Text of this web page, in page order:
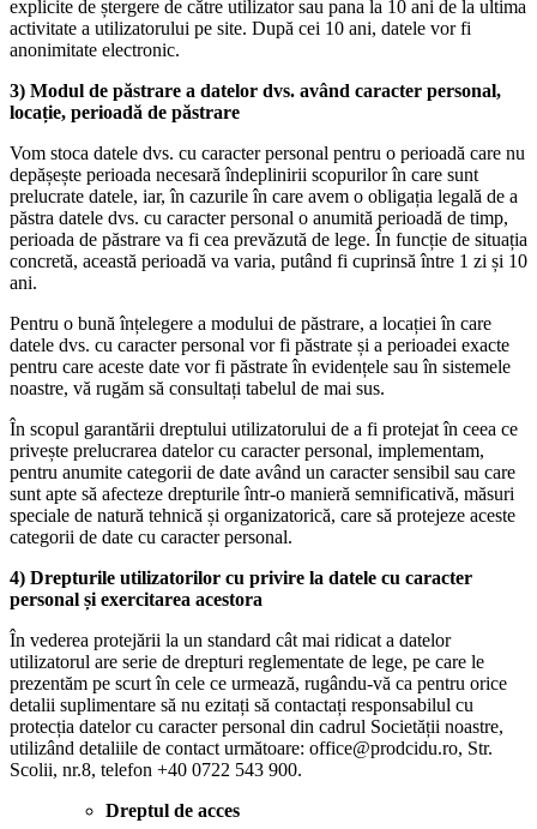
explicite de ștergere de către utilizator sau pana la 10 ani de la ultima
activitate a utilizatorului pe site. După cei 10 ani, datele vor fi
anonimitate electronic.
3) Modul de păstrare a datelor dvs. având caracter personal,
locație, perioadă de păstrare
Vom stoca datele dvs. cu caracter personal pentru o perioadă care nu
depășește perioada necesară îndeplinirii scopurilor în care sunt
prelucrate datele, iar, în cazurile în care avem o obligația legală de a
păstra datele dvs. cu caracter personal o anumită perioadă de timp,
perioada de păstrare va fi cea prevăzută de lege. În funcție de situația
concretă, această perioadă va varia, putând fi cuprinsă între 1 zi și 10
ani.
Pentru o bună înțelegere a modului de păstrare, a locației în care
datele dvs. cu caracter personal vor fi păstrate și a perioadei exacte
pentru care aceste date vor fi păstrate în evidențele sau în sistemele
noastre, vă rugăm să consultați tabelul de mai sus.
În scopul garantării dreptului utilizatorului de a fi protejat în ceea ce
privește prelucrarea datelor cu caracter personal, implementam,
pentru anumite categorii de date având un caracter sensibil sau care
sunt apte să afecteze drepturile într-o manieră semnificativă, măsuri
speciale de natură tehnică și organizatorică, care să protejeze aceste
categorii de date cu caracter personal.
4) Drepturile utilizatorilor cu privire la datele cu caracter
personal și exercitarea acestora
În vederea protejării la un standard cât mai ridicat a datelor
utilizatorul are serie de drepturi reglementate de lege, pe care le
prezentăm pe scurt în cele ce urmează, rugându-vă ca pentru orice
detalii suplimentare să nu ezitați să contactați responsabilul cu
protecția datelor cu caracter personal din cadrul Societății noastre,
utilizând detaliile de contact următoare: office@prodcidu.ro, Str.
Scolii, nr.8, telefon +40 0722 543 900.
Dreptul de acces